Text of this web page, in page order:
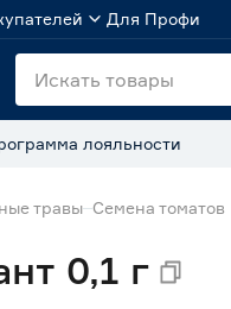
Для Профи
лояльности
травы Семена томатов
0,1 г